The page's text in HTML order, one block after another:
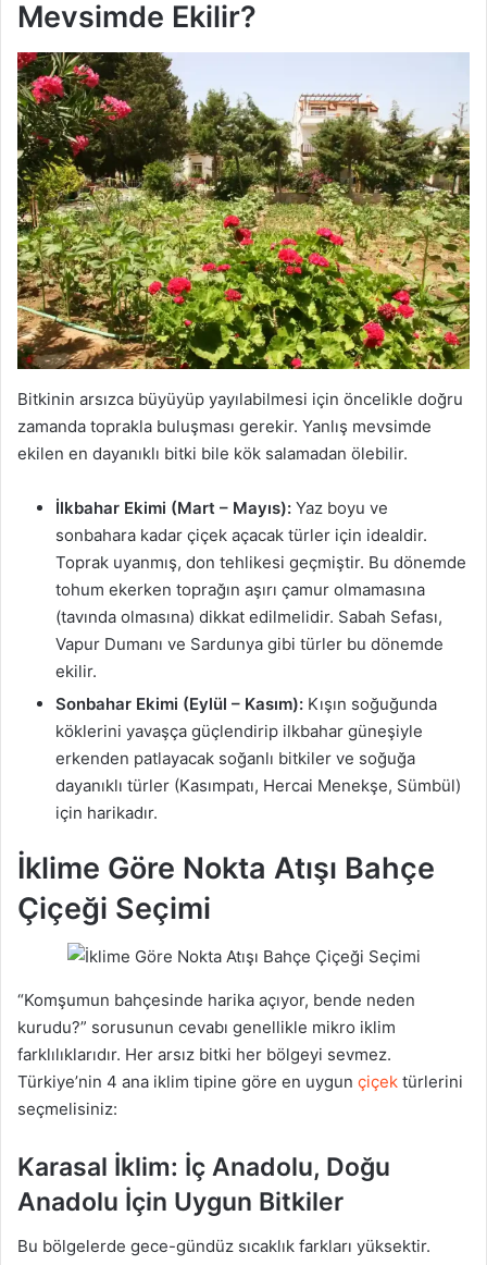
Mevsimde Ekilir?
Bitkinin arsızca büyüyüp yayılabilmesi için öncelikle doğru
zamanda toprakla buluşması gerekir. Yanlış mevsimde
ekilen en dayanıklı bitki bile kök salamadan ölebilir.
İlkbahar Ekimi (Mart – Mayıs): Yaz boyu ve
sonbahara kadar çiçek açacak türler için idealdir.
Toprak uyanmış, don tehlikesi geçmiştir. Bu dönemde
tohum ekerken toprağın aşırı çamur olmamasına
(tavında olmasına) dikkat edilmelidir. Sabah Sefası,
Vapur Dumanı ve Sardunya gibi türler bu dönemde
ekilir.
Sonbahar Ekimi (Eylül – Kasım): Kışın soğuğunda
köklerini yavaşça güçlendirip ilkbahar güneşiyle
erkenden patlayacak soğanlı bitkiler ve soğuğa
dayanıklı türler (Kasımpatı, Hercai Menekşe, Sümbül)
için harikadır.
İklime Göre Nokta Atışı Bahçe
Çiçeği Seçimi
“Komşumun bahçesinde harika açıyor, bende neden
kurudu?” sorusunun cevabı genellikle mikro iklim
farklılıklarıdır. Her arsız bitki her bölgeyi sevmez.
Türkiye’nin 4 ana iklim tipine göre en uygun çiçek türlerini
seçmelisiniz:
Karasal İklim: İç Anadolu, Doğu
Anadolu İçin Uygun Bitkiler
Bu bölgelerde gece-gündüz sıcaklık farkları yüksektir.